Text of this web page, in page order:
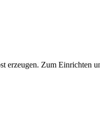
erzeugen. Zum Einrichten